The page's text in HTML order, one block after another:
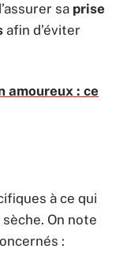
sa prise
afin d’éviter
amoureux : ce
à ce qui
On note
: